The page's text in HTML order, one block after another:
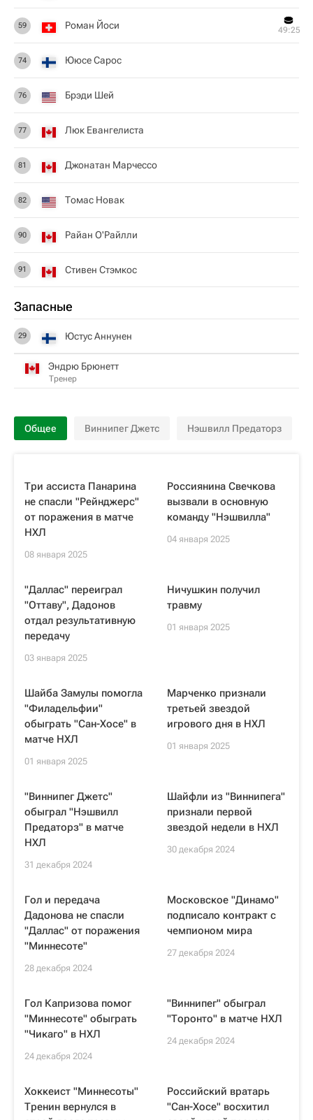
59 Роман Йоси 49:25
74 Ююсе Сарос
76 Брэди Шей
77 Люк Евангелиста
81 Джонатан Марчессо
82 Томас Новак
90 Райан О'Райлли
91 Стивен Стэмкос
Запасные
29 Юстус Аннунен
Эндрю Брюнетт
Тренер
Общее Виннипег Джетс Нэшвилл Предаторз
Три ассиста Панарина
не спасли "Рейнджерс"
от поражения в матче
НХЛ
08 января 2025
Россиянина Свечкова
вызвали в основную
команду "Нэшвилла"
04 января 2025
"Даллас" переиграл
"Оттаву", Дадонов
отдал результативную
передачу
03 января 2025
Ничушкин получил
травму
01 января 2025
Шайба Замулы помогла
"Филадельфии"
обыграть "Сан-Хосе" в
матче НХЛ
01 января 2025
Марченко признали
третьей звездой
игрового дня в НХЛ
01 января 2025
"Виннипег Джетс"
обыграл "Нэшвилл
Предаторз" в матче
НХЛ
31 декабря 2024
Шайфли из "Виннипега"
признали первой
звездой недели в НХЛ
30 декабря 2024
Гол и передача
Дадонова не спасли
"Даллас" от поражения
"Миннесоте"
28 декабря 2024
Московское "Динамо"
подписало контракт с
чемпионом мира
27 декабря 2024
Гол Капризова помог
"Миннесоте" обыграть
"Чикаго" в НХЛ
24 декабря 2024
"Виннипег" обыграл
"Торонто" в матче НХЛ
24 декабря 2024
Хоккеист "Миннесоты"
Тренин вернулся в
Российский вратарь
"Сан-Хосе" восхитил